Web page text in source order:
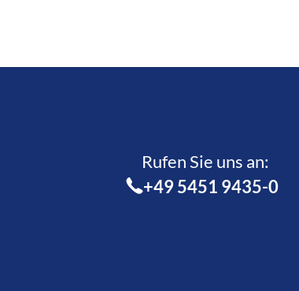
Rufen Sie uns an:­
+49 5451 9435-0